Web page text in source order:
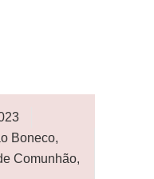
Boneco,
Comunhão,